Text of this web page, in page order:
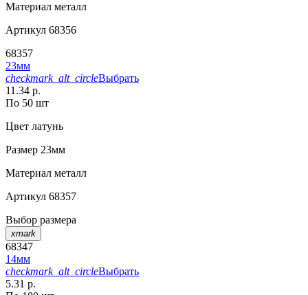
Материал металл
Артикул 68356
68357
23мм
checkmark_alt_circleВыбрать
11.34 р.
По 50 шт
Цвет латунь
Размер 23мм
Материал металл
Артикул 68357
Выбор размера
xmark
68347
14мм
checkmark_alt_circleВыбрать
5.31 р.